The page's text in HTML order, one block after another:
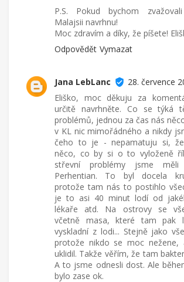
P.S. Pokud bychom
Malajsii navrhnu!
Moc zdravím a díky, že píšete!
Odpovědět Vymazat
Jana LebLanc
28. července
Eliško, moc děkuju za
určitě navrhněte. Co se týká
problémů, jednou za čas nás
v KL nic mimořádného a nikdy
čeho to je - nepamatuju si,
něco, co by si o to vyloženě
střevní problémy jsme
Perhentian. To byl docela
protože tam nás to postihlo
je to asi 40 minut lodí od
lékaře atd. Na ostrovy se
včetně masa, které tam pak
vyskladní z lodi... Stejně jako
protože nikdo se moc nežene,
uklidil. Takže věřím, že tam
A to jsme odnesli dost. Ale
bylo zase ok.